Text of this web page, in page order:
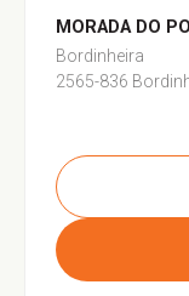
MORADA DO
Bordinheira
2565-836